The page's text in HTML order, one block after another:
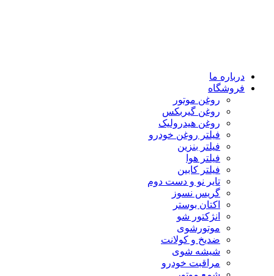
درباره ما
فروشگاه
روغن موتور
روغن گیربکس
روغن هیدرولیک
فیلتر روغن خودرو
فیلتر بنزین
فیلتر هوا
فیلتر کابین
تایر نو و دست دوم
گریس نسوز
اکتان بوستر
انژکتور شو
موتورشوی
ضدیخ و کولانت
شیشه شوی
مراقبت خودرو